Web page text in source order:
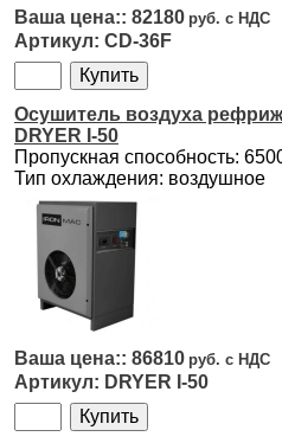
82180
CD-36F
Осушитель воздуха
DRYER I-50
Пропускная способность:
Тип охлаждения: воздушное
86810
DRYER I-50